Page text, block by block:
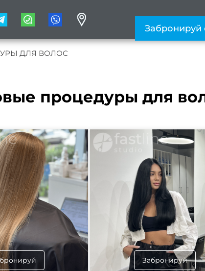
Забронируй
ДЛЯ ВОЛОС
процедуры для
Забронируй